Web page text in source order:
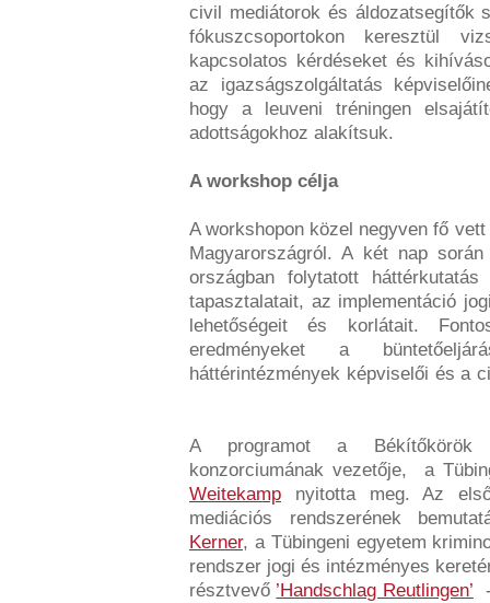
civil mediátorok és áldozatsegítők
fókuszcsoportokon keresztül
kapcsolatos kérdéseket és
az igazságszolgáltatás
hogy a leuveni tréningen
adottságokhoz alakítsuk.
A workshop célja
A workshopon közel negyven fő
Magyarországról. A két nap
országban folytatott
tapasztalatait, az implementáció
lehetőségeit és korlátait.
eredményeket a
háttérintézmények képviselői és a
A programot a Békítőkörök
konzorciumának vezetője, a
Weitekamp nyitotta meg. Az
mediációs rendszerének
Kerner, a Tübingeni egyetem
rendszer jogi és intézményes
résztvevő ’Handschlag Reutlingen’